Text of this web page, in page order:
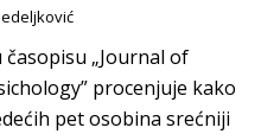
„Journal of
procenjuje kako
pet osobina srećniji